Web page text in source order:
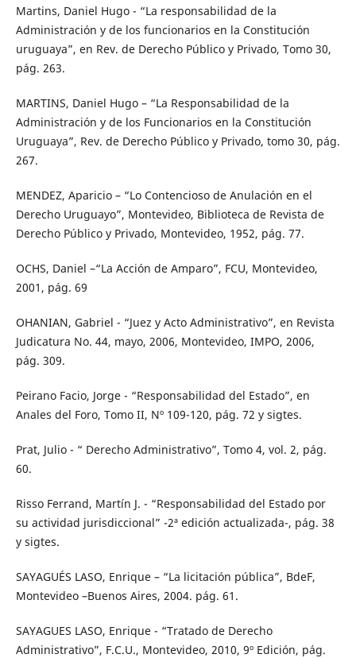
Martins, Daniel Hugo - “La responsabilidad de la
Administración y de los funcionarios en la Constitución
uruguaya”, en Rev. de Derecho Público y Privado, Tomo 30,
pág. 263.
MARTINS, Daniel Hugo – “La Responsabilidad de la
Administración y de los Funcionarios en la Constitución
Uruguaya”, Rev. de Derecho Público y Privado, tomo 30, pág.
267.
MENDEZ, Aparicio – “Lo Contencioso de Anulación en el
Derecho Uruguayo”, Montevideo, Biblioteca de Revista de
Derecho Público y Privado, Montevideo, 1952, pág. 77.
OCHS, Daniel –“La Acción de Amparo”, FCU, Montevideo,
2001, pág. 69
OHANIAN, Gabriel - “Juez y Acto Administrativo”, en Revista
Judicatura No. 44, mayo, 2006, Montevideo, IMPO, 2006,
pág. 309.
Peirano Facio, Jorge - “Responsabilidad del Estado”, en
Anales del Foro, Tomo II, Nº 109-120, pág. 72 y sigtes.
Prat, Julio - “ Derecho Administrativo”, Tomo 4, vol. 2, pág.
60.
Risso Ferrand, Martín J. - “Responsabilidad del Estado por
su actividad jurisdiccional” -2ª edición actualizada-, pág. 38
y sigtes.
SAYAGUÉS LASO, Enrique – “La licitación pública”, BdeF,
Montevideo –Buenos Aires, 2004. pág. 61.
SAYAGUES LASO, Enrique - “Tratado de Derecho
Administrativo”, F.C.U., Montevideo, 2010, 9º Edición, pág.